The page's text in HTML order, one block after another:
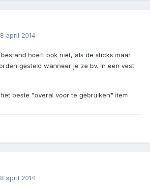
april 2014
hoeft ook niet, als de sticks maar
gesteld wanneer je ze bv. In een vest
beste "overal voor te gebruiken" item
april 2014